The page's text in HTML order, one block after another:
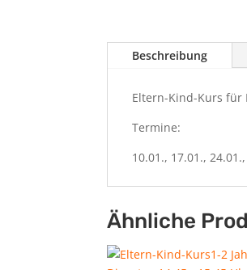
Beschreibung
Eltern-Kind-Kurs für
Termine:
10.01., 17.01.,
Ähnliche